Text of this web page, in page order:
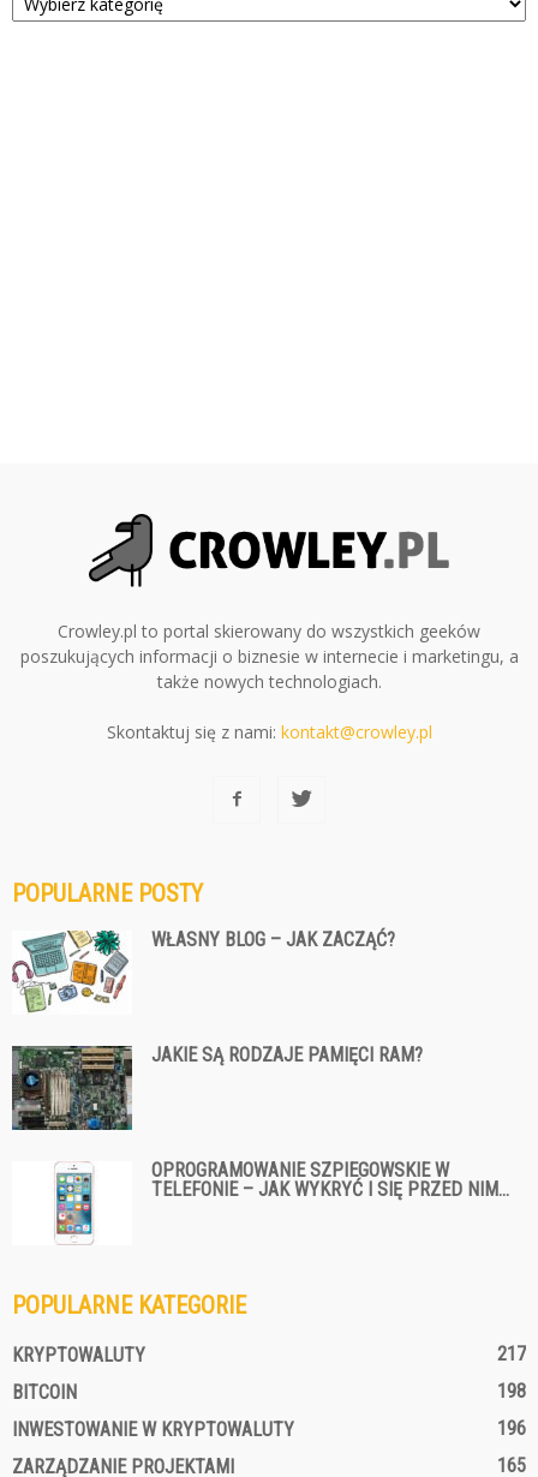
Crowley.pl to portal skierowany do wszystkich geeków
poszukujących informacji o biznesie w internecie i marketingu, a
także nowych technologiach.
Skontaktuj się z nami: kontakt@crowley.pl
POPULARNE POSTY
WŁASNY BLOG – JAK ZACZĄĆ?
JAKIE SĄ RODZAJE PAMIĘCI RAM?
OPROGRAMOWANIE SZPIEGOWSKIE W
TELEFONIE – JAK WYKRYĆ I SIĘ PRZED NIM...
POPULARNE KATEGORIE
KRYPTOWALUTY
217
BITCOIN
198
INWESTOWANIE W KRYPTOWALUTY
196
ZARZĄDZANIE PROJEKTAMI
165